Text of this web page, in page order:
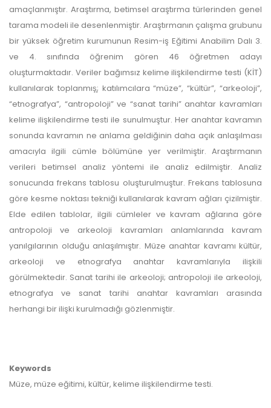
amaçlanmıştır. Araştırma, betimsel araştırma türlerinden genel
tarama modeli ile desenlenmiştir. Araştırmanın çalışma grubunu
bir yüksek öğretim kurumunun Resim-iş Eğitimi Anabilim Dalı 3.
ve 4. sınıfında öğrenim gören 46 öğretmen adayı
oluşturmaktadır. Veriler bağımsız kelime ilişkilendirme testi (KİT)
kullanılarak toplanmış̧; katılımcılara “müze”, “kültür”, “arkeoloji”,
“etnografya”, “antropoloji” ve “sanat tarihi” anahtar kavramları
kelime ilişkilendirme testi ile sunulmuştur. Her anahtar kavramın
sonunda kavramın ne anlama geldiğinin daha açık anlaşılması
amacıyla ilgili cümle bölümüne yer verilmiştir. Araştırmanın
verileri betimsel analiz yöntemi ile analiz edilmiştir. Analiz
sonucunda frekans tablosu oluşturulmuştur. Frekans tablosuna
göre kesme noktası tekniği kullanılarak kavram ağları çizilmiştir.
Elde edilen tablolar, ilgili cümleler ve kavram ağlarına göre
antropoloji ve arkeoloji kavramları anlamlarında kavram
yanılgılarının olduğu anlaşılmıştır. Müze anahtar kavramı kültür,
arkeoloji ve etnografya anahtar kavramlarıyla ilişkili
görülmektedir. Sanat tarihi ile arkeoloji; antropoloji ile arkeoloji,
etnografya ve sanat tarihi anahtar kavramları arasında
herhangi bir ilişki kurulmadığı gözlenmiştir.
Keywords
Müze, müze eğitimi, kültür, kelime ilişkilendirme testi.